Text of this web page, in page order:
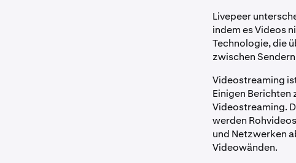
Livepeer
indem es Videos
Technologie, die
zwischen
Videostreaming
Einigen
Videostreaming.
werden
und Netzwerken
Videowänden.